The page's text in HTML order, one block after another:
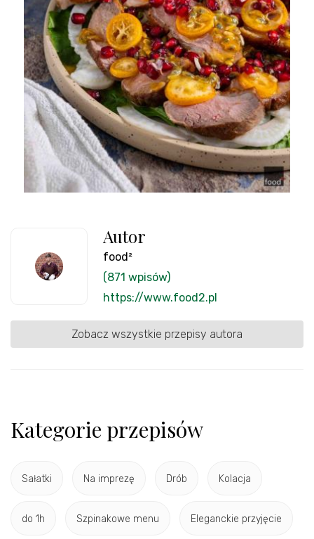
Autor
food²
(871 wpisów)
https://www.food2.pl
Zobacz wszystkie przepisy autora
Kategorie przepisów
Sałatki Na imprezę Drób Kolacja
do 1h Szpinakowe menu Eleganckie przyjęcie